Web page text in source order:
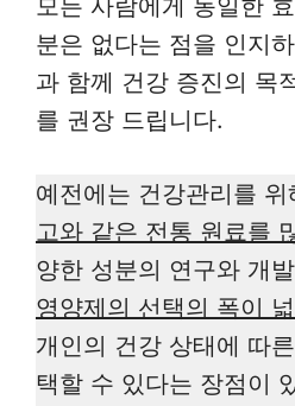
모든 사람에게 동일한
분은 없다는 점을 인지
과 함께 건강 증진의 목
를 권장 드립니다.
예전에는 건강관리를 위
고와 같은 전통 원료를
양한 성분의 연구와 개
영양제의 선택의 폭이
개인의 건강 상태에 따
택할 수 있다는 장점이